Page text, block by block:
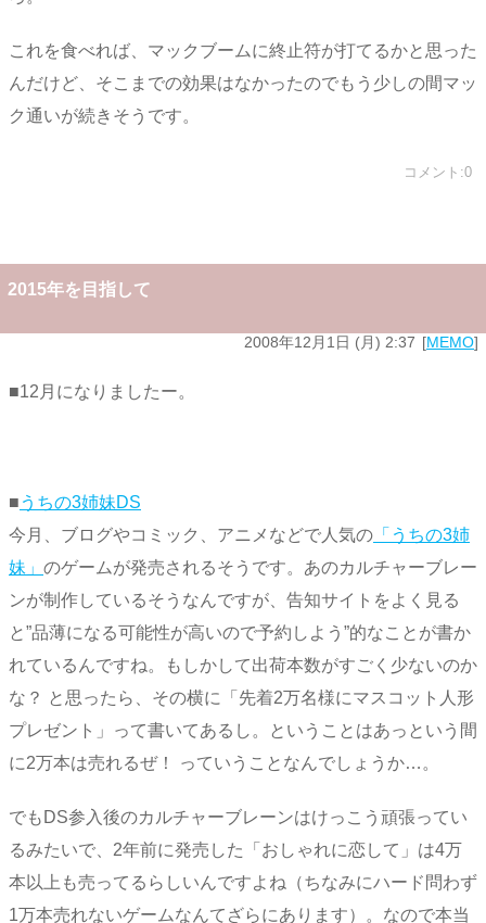
これを食べれば、マックブームに終止符が打てるかと思った
んだけど、そこまでの効果はなかったのでもう少しの間マッ
ク通いが続きそうです。
コメント:0
2015年を目指して
2008年12月1日 (月) 2:37 MEMO
■12月になりましたー。
■ うちの3姉妹DS
今月、ブログやコミック、アニメなどで人気の 「うちの3姉
妹」 のゲームが発売されるそうです。あのカルチャーブレー
ンが制作しているそうなんですが、告知サイトをよく見る
と”品薄になる可能性が高いので予約しよう”的なことが書か
れているんですね。もしかして出荷本数がすごく少ないのか
な？ と思ったら、その横に「先着2万名様にマスコット人形
プレゼント」って書いてあるし。ということはあっという間
に2万本は売れるぜ！ っていうことなんでしょうか…。
でもDS参入後のカルチャーブレーンはけっこう頑張ってい
るみたいで、2年前に発売した「おしゃれに恋して」は4万
本以上も売ってるらしいんですよね（ちなみにハード問わず
1万本売れないゲームなんてざらにあります）。なので本当